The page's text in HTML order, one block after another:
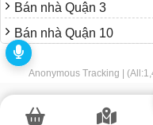
Bán nhà Quận 3
Bán nhà Quận 10
Anonymous Tracking |